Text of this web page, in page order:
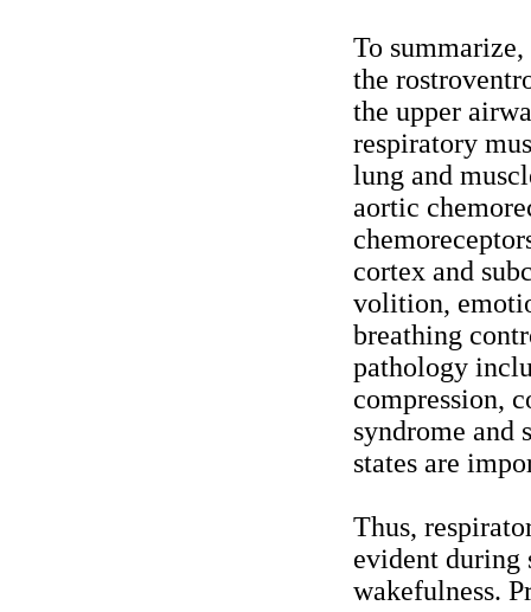
To
the
the upper
respiratory
lung and
aortic
cortex and
volition,
breathing
pathology
compression,
syndrome and
states are
Thus,
evident during
wakefulness.